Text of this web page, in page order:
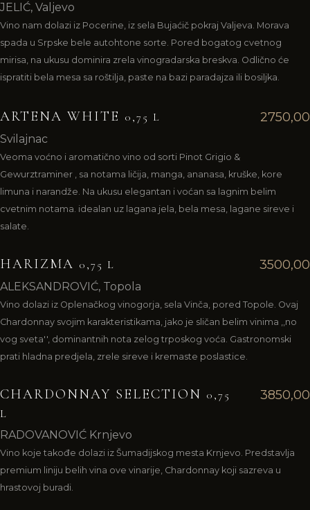
JELIĆ, Valjevo
Vino nam dolazi iz Pocerine, iz sela Bujaćič pokraj Valjeva. Morava
spada u Srpske bele autohtone sorte. Pored bogatog cvetnog
mirisa, na ukusu dominira zrela vinogradarska breskva. Odlično će
ispratiti bela mesa sa roštilja, paste na bazi paradajza ili bosiljka.
ARTENA WHITE 0,75 L 2750,00
Svilajnac
Veoma voćno i aromatično vino od sorti Pinot Grigio &
Gewurztraminer , sa notama ličija, manga, ananasa, kruške, kore
limuna i narandže. Na ukusu elegantan i voćan sa lagnim belim
cvetnim notama. idealan uz lagana jela, bela mesa, lagane sireve i
salate.
HARIZMA 0,75 L 3500,00
ALEKSANDROVIĆ, Topola
Vino dolazi iz Oplenačkog vinogorja, sela Vinča, pored Topole. Ovaj
Chardonnay svojim karakteristikama, jako je sličan belim vinima ,,no
vog sveta'', dominantnih nota zelog trposkog voća. Gastronomski
prati hladna predjela, zrele sireve i kremaste poslastice.
CHARDONNAY SELECTION 0,75
L
3850,00
RADOVANOVIĆ Krnjevo
Vino koje takođe dolazi iz Šumadijskog mesta Krnjevo. Predstavlja
premium liniju belih vina ove vinarije, Chardonnay koji sazreva u
hrastovoj buradi.